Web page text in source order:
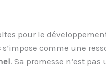
pour le
s’impose comme une
. Sa promesse n’est pas